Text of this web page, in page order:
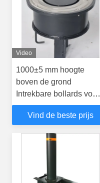
Video
1000±5 mm hoogte
boven de grond
Intrekbare bollards voor
parken en
recreatiegebieden
Vind de beste prijs